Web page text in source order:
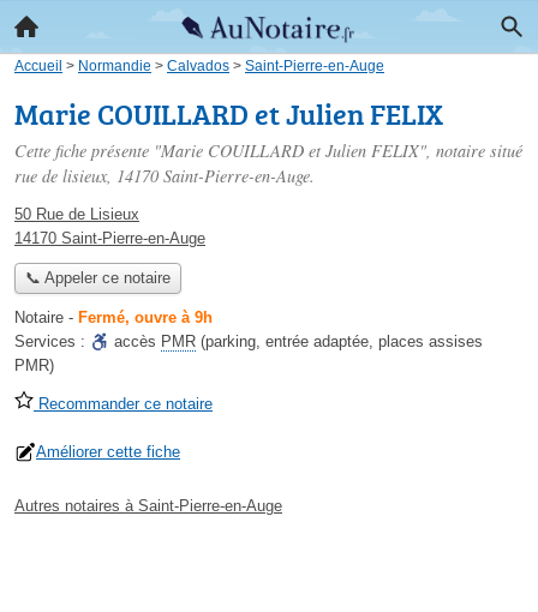
Accueil > Normandie > Calvados > Saint-Pierre-en-Auge
Marie COUILLARD et Julien FELIX
Cette fiche présente "Marie COUILLARD et Julien FELIX", notaire situé
rue de lisieux, 14170 Saint-Pierre-en-Auge.
50 Rue de Lisieux
14170 Saint-Pierre-en-Auge
📞 Appeler ce notaire
Notaire - Fermé, ouvre à 9h
Services :
accès PMR (parking, entrée adaptée, places assises
PMR)
Recommander ce notaire
Améliorer cette fiche
Autres notaires à Saint-Pierre-en-Auge